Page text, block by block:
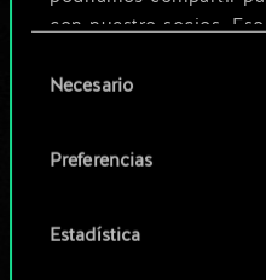
con nuestro socios.
Encontrarás todos los
preferencias al
deNecesario
Preferencias
Estadística
Explorar las